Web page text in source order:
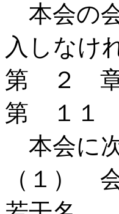
本会の
入しなけ
第
第 １
本会に
（１